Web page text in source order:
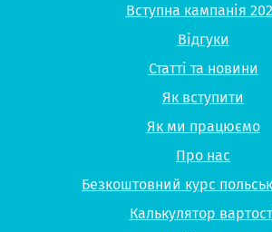
Вступна кампанія
Відгуки
Статті та новини
Як вступити
Як ми працюємо
Про нас
Безкоштовний курс
Калькулятор